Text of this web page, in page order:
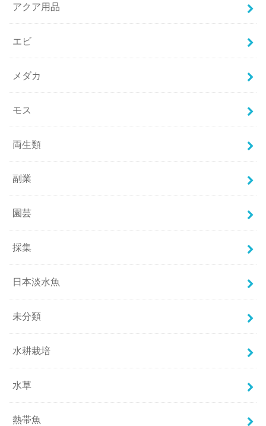
アクア用品
エビ
メダカ
モス
両生類
副業
園芸
採集
日本淡水魚
未分類
水耕栽培
水草
熱帯魚